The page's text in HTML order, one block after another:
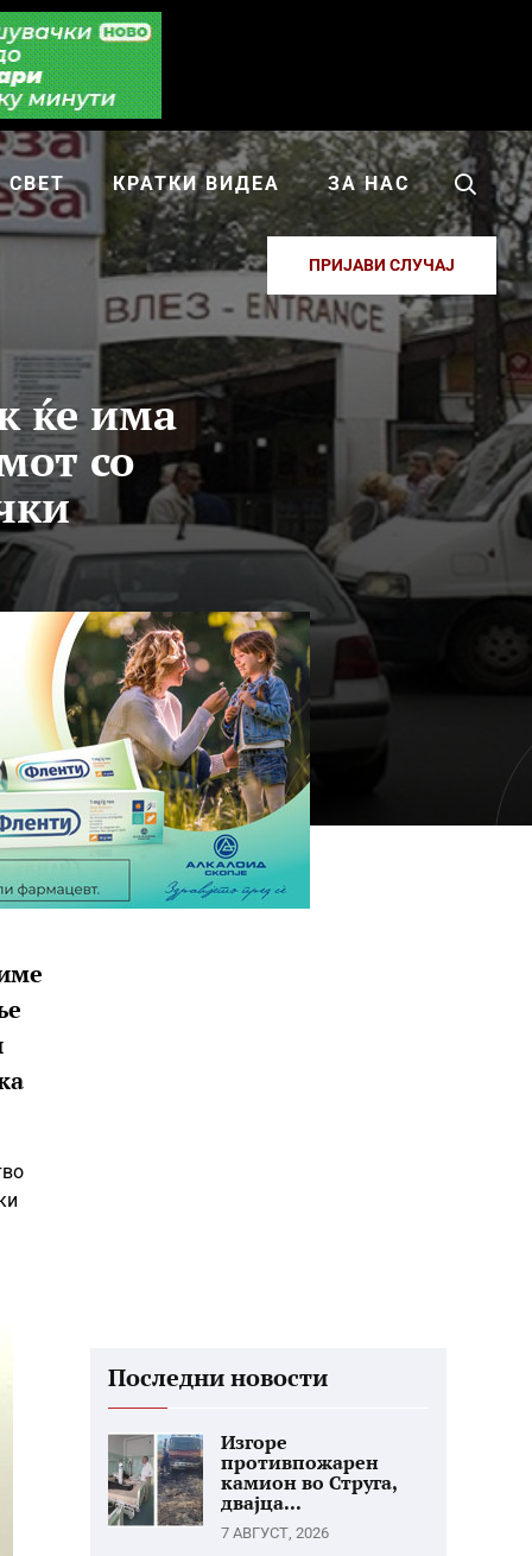
СВЕТ КРАТКИ ВИДЕА ЗА НАС
ПРИЈАВИ СЛУЧАЈ
ќе има
со
Последни новости
Изгоре
противпожарен
камион во Струга,
двајца...
7 АВГУСТ, 2026